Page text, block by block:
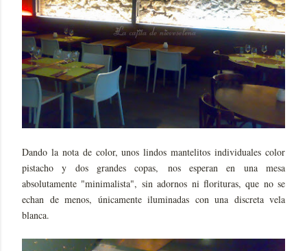
Dando la nota de color, unos lindos mantelitos individuales color
pistacho y dos grandes copas, nos esperan en una mesa
absolutamente "minimalista", sin adornos ni florituras, que no se
echan de menos, únicamente iluminadas con una discreta vela
blanca.